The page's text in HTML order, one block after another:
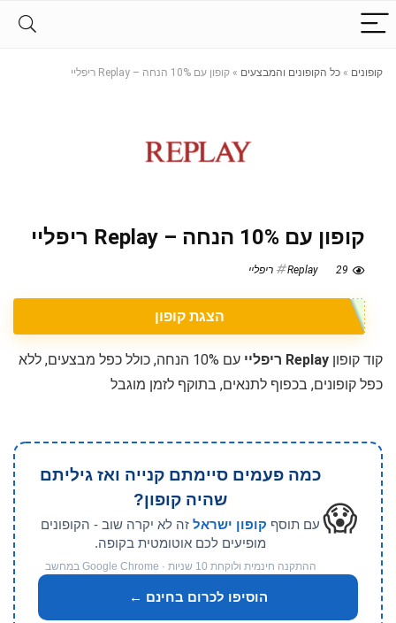
קופונים » כל הקופונים והמבצעים » קופון עם 10% הנחה – Replay ריפליי
קופון עם 10% הנחה – Replay ריפליי
29 Replay ריפליי
הצגת קופון
קוד קופון Replay ריפליי
עם 10% הנחה, כולל כפל מבצעים, ללא
כפל קופונים, בכפוף לתנאים, בתוקף לזמן מוגבל
😱
כמה פעמים סיימתם קנייה ואז גיליתם
שהיה קופון?
עם תוסף קופון ישראל זה לא יקרה שוב - הקופונים
מופיעים לכם אוטומטית בקופה.
ההתקנה חינמית ולוקחת 10 שניות · Google Chrome במחשב
הוסיפו לכרום בחינם ←